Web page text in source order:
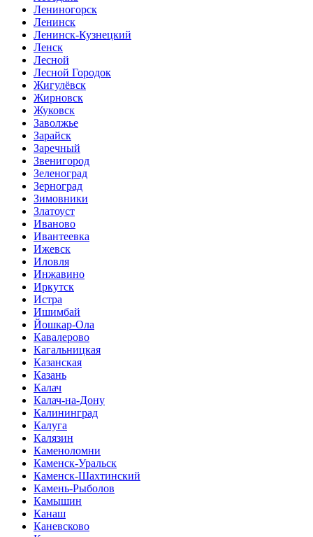
Лениногорск
Ленинск
Ленинск-Кузнецкий
Ленск
Лесной
Лесной Городок
Жигулёвск
Жирновск
Жуковск
Заволжье
Зарайск
Заречный
Звенигород
Зеленоград
Зерноград
Зимовники
Златоуст
Иваново
Ивантеевка
Ижевск
Иловля
Инжавино
Иркутск
Истра
Ишимбай
Йошкар-Ола
Кавалерово
Кагальницкая
Казанская
Казань
Калач
Калач-на-Дону
Калининград
Калуга
Калязин
Каменоломни
Каменск-Уральск
Каменск-Шахтинский
Камень-Рыболов
Камышин
Канаш
Каневсково